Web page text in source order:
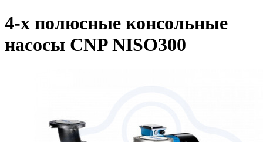
4-х полюсные консольные
насосы CNP NISO300